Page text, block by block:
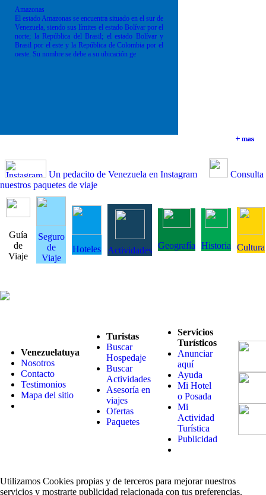
+ mas
+ mas
+ mas
Amazonas
El estado Amazonas se encuentra situado en el sur de
Venezuela, siendo sus límites el estado Bolívar por el
norte; la República del Brasil; el estado Bolívar y
Brasil por el este y la República de Colombia por el
oeste. Su nombre se debe a su ubicación ge
+ mas
Un pedacito de Venezuela en Instagram
Consulta
nuestros paquetes de viaje
Guía
de
Viaje
Seguro
de
Viaje
Hoteles Actividades Geografía Historia Cultura
Venezuelatuya
Nosotros
Contacto
Testimonios
Mapa del sitio
Turistas
Buscar
Hospedaje
Buscar
Actividades
Asesoría en
viajes
Ofertas
Paquetes
Servicios
Turísticos
Anunciar
aquí
Ayuda
Mi Hotel
o Posada
Mi
Actividad
Turística
Publicidad
Utilizamos Cookies propias y de terceros para mejorar nuestros
servicios y mostrarte publicidad relacionada con tus preferencias.